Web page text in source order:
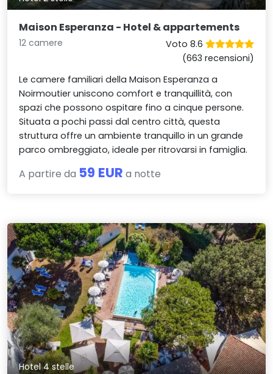
Maison Esperanza - Hotel & appartements
12 camere
Voto 8.6
(663 recensioni)
Le camere familiari della Maison Esperanza a
Noirmoutier uniscono comfort e tranquillità, con
spazi che possono ospitare fino a cinque persone.
Situata a pochi passi dal centro città, questa
struttura offre un ambiente tranquillo in un grande
parco ombreggiato, ideale per ritrovarsi in famiglia.
A partire da 59 EUR a notte
Hotel 4 stelle